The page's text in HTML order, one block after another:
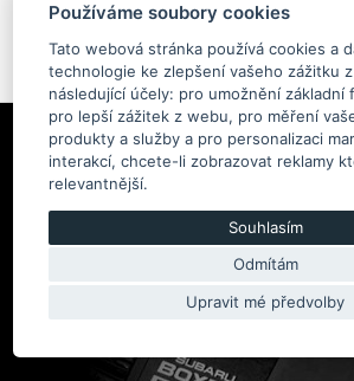
Používáme soubory cookies
Tato webová stránka používá cookies a
technologie ke zlepšení vašeho zážitku
následující účely: pro umožnění základní
pro lepší zážitek z webu, pro měření
produkty a služby a pro personalizaci
interakcí,chcete-li zobrazovat reklamy
relevantnější.
Souhlasím
Odmítám
Upravit mé předvolby
7.40 €
Skladem více než 5 Ks
Originální díl Subaru
13145AA021